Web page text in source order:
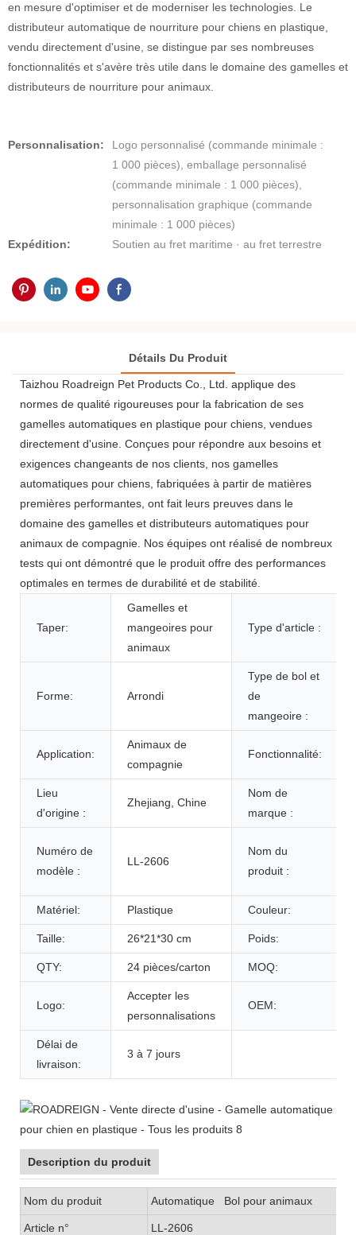
en mesure d'optimiser et de moderniser les technologies. Le
distributeur automatique de nourriture pour chiens en plastique,
vendu directement d'usine, se distingue par ses nombreuses
fonctionnalités et s'avère très utile dans le domaine des gamelles et
distributeurs de nourriture pour animaux.
Personnalisation:
Logo personnalisé (commande minimale :
1 000 pièces), emballage personnalisé
(commande minimale : 1 000 pièces),
personnalisation graphique (commande
minimale : 1 000 pièces)
Expédition:
Soutien au fret maritime · au fret terrestre
Détails Du Produit
Taizhou Roadreign Pet Products Co., Ltd. applique des
normes de qualité rigoureuses pour la fabrication de ses
gamelles automatiques en plastique pour chiens, vendues
directement d'usine. Conçues pour répondre aux besoins et
exigences changeants de nos clients, nos gamelles
automatiques pour chiens, fabriquées à partir de matières
premières performantes, ont fait leurs preuves dans le
domaine des gamelles et distributeurs automatiques pour
animaux de compagnie. Nos équipes ont réalisé de nombreux
tests qui ont démontré que le produit offre des performances
optimales en termes de durabilité et de stabilité.
Taper:
Gamelles et
mangeoires pour
animaux
Type d'article :
Forme: Arrondi
Type de bol et
de
mangeoire :
Application:
Animaux de
compagnie
Fonctionnalité:
Lieu
d'origine :
Zhejiang, Chine
Nom de
marque :
Numéro de
modèle :
LL-2606
Nom du
produit :
Matériel: Plastique Couleur:
Taille: 26*21*30 cm Poids:
QTY: 24 pièces/carton MOQ:
Logo:
Accepter les
personnalisations
OEM:
Délai de
livraison:
3 à 7 jours
Description du produit
Nom du produit Automatique Bol pour animaux
Article n° LL-2606